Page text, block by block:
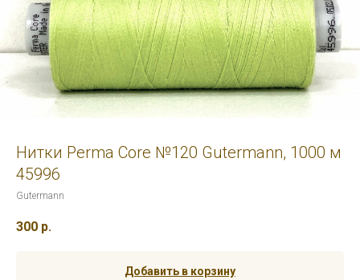
Нитки Perma Core №120 Gutermann, 1000 м
45996
Gutermann
300 р.
Добавить в корзину